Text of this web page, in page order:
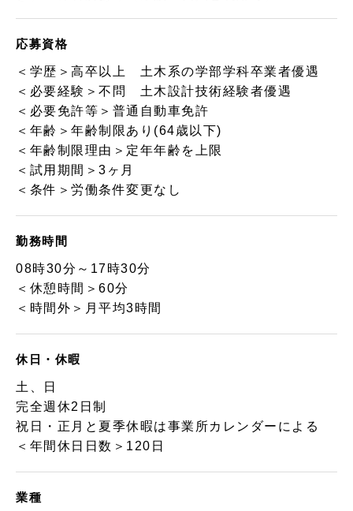
応募資格
＜学歴＞高卒以上 土木系の学部学科卒業者優遇
＜必要経験＞不問 土木設計技術経験者優遇
＜必要免許等＞普通自動車免許
＜年齢＞年齢制限あり(64歳以下)
＜年齢制限理由＞定年年齢を上限
＜試用期間＞3ヶ月
＜条件＞労働条件変更なし
勤務時間
08時30分～17時30分
＜休憩時間＞60分
＜時間外＞月平均3時間
休日・休暇
土、日
完全週休2日制
祝日・正月と夏季休暇は事業所カレンダーによる
＜年間休日日数＞120日
業種